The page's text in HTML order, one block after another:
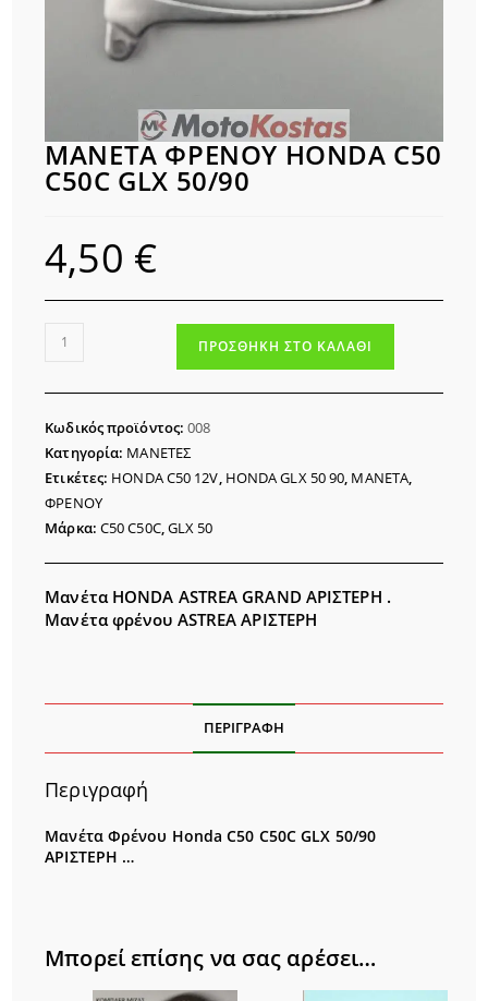
ΜΑΝΕΤΑ ΦΡΕΝΟΥ HONDA C50
C50C GLX 50/90
4,50 €
ΜΑΝΕΤΑ
HONDA
C50C
GLX
50/90
ποσότητα
ΠΡΟΣΘΉΚΗ ΣΤΟ ΚΑΛΆΘΙ
Κωδικός προϊόντος:008
Κατηγορία: ΜΑΝΕΤΕΣ
Ετικέτες: HONDA C50 12V HONDA GLX 50 90 ΜΑΝΕΤΑ
ΦΡΕΝΟΥ
Μάρκα: C50 C50C, GLX 50
Μανέτα HONDA ASTREA GRAND ΑΡΙΣΤΕΡΗ .
Μανέτα φρένου ASTREA ΑΡΙΣΤΕΡΗ
ΠΕΡΙΓΡΑΦΉ
Περιγραφή
Μανέτα Φρένου Honda C50 C50C GLX 50/90
ΑΡΙΣΤΕΡΗ …
Μπορεί επίσης να σας αρέσει…